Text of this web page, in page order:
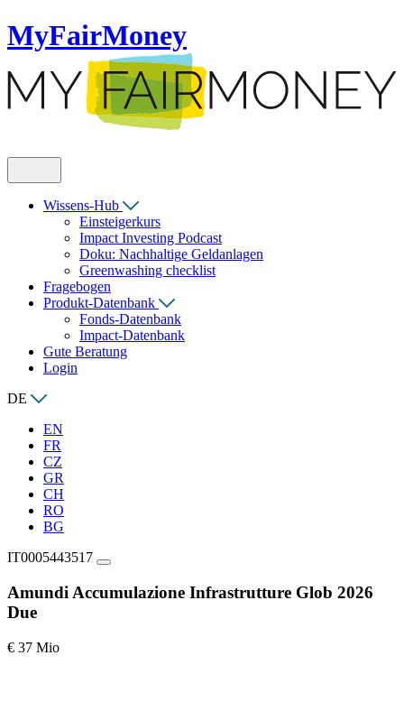
MyFairMoney
Wissens-Hub
Einsteigerkurs
Impact Investing Podcast
Doku: Nachhaltige Geldanlagen
Greenwashing checklist
Fragebogen
Produkt-Datenbank
Fonds-Datenbank
Impact-Datenbank
Gute Beratung
Login
DE
EN
FR
CZ
GR
CH
RO
BG
IT0005443517
Amundi Accumulazione Infrastrutture Glob 2026
Due
€ 37 Mio